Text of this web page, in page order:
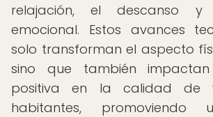
relajación, el descanso y
emocional. Estos avances
solo transforman el aspecto
sino que también
positiva en la calidad de
habitantes, promoviendo